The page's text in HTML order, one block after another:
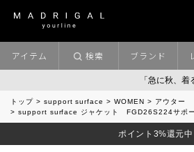
「急に秋、着るものが
アイテム 検索 ブランド
トップ support surface WOMEN
アウター
support surface ジャケット FGD26S224サポー
ポイント3%還元中